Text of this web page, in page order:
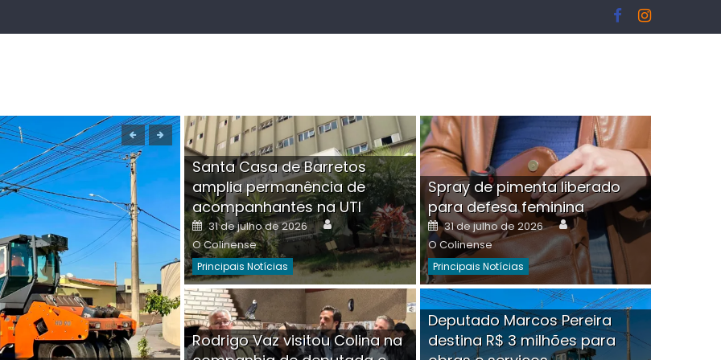
Boutique na Av. Ângelo Martins Tristão é
invadida por criminoso mascarado
Santa Casa de Barretos
amplia permanência de
acompanhantes na UTI
Posted
on
31 de julho de 2026 Author
O Colinense
Principais Notícias
Spray de pimenta liberado
para defesa feminina
Posted
on
31 de julho de 2026 Author
O Colinense
Principais Notícias
Rodrigo Vaz visitou Colina na
Deputado Marcos Pereira
destina R$ 3 milhões para